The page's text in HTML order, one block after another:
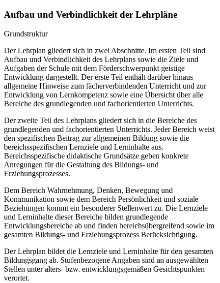
Aufbau und Verbindlichkeit der Lehrpläne
Grundstruktur
Der Lehrplan gliedert sich in zwei Abschnitte. Im ersten Teil sind
Aufbau und Verbindlichkeit des Lehrplans sowie die Ziele und
Aufgaben der Schule mit dem Förderschwerpunkt geistige
Entwicklung dargestellt. Der erste Teil enthält darüber hinaus
allgemeine Hinweise zum fächerverbindenden Unterricht und zur
Entwicklung von Lernkompetenz sowie eine Übersicht über alle
Bereiche des grundlegenden und fachorientierten Unterrichts.
Der zweite Teil des Lehrplans gliedert sich in die Bereiche des
grundlegenden und fachorientierten Unterrichts. Jeder Bereich weist
den spezifischen Beitrag zur allgemeinen Bildung sowie die
bereichsspezifischen Lernziele und Lerninhalte aus.
Bereichsspezifische didaktische Grundsätze geben konkrete
Anregungen für die Gestaltung des Bildungs- und
Erziehungsprozesses.
Dem Bereich Wahrnehmung, Denken, Bewegung und
Kommunikation sowie dem Bereich Persönlichkeit und soziale
Beziehungen kommt ein besonderer Stellenwert zu. Die Lernziele
und Lerninhalte dieser Bereiche bilden grundlegende
Entwicklungsbereiche ab und finden bereichsübergreifend sowie im
gesamten Bildungs- und Erziehungsprozess Berücksichtigung.
Der Lehrplan bildet die Lernziele und Lerninhalte für den gesamten
Bildungsgang ab. Stufenbezogene Angaben sind an ausgewählten
Stellen unter alters- bzw. entwicklungsgemäßen Gesichtspunkten
verortet.